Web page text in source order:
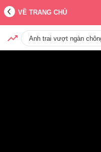
VỀ TRANG CHỦ
Anh trai vượt ngàn